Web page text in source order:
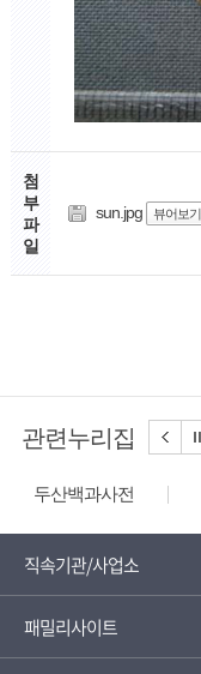
첨
부
파
일
sun.jpg 뷰어보기
관련누리집
두산백과사전
직속기관/사업소
패밀리사이트